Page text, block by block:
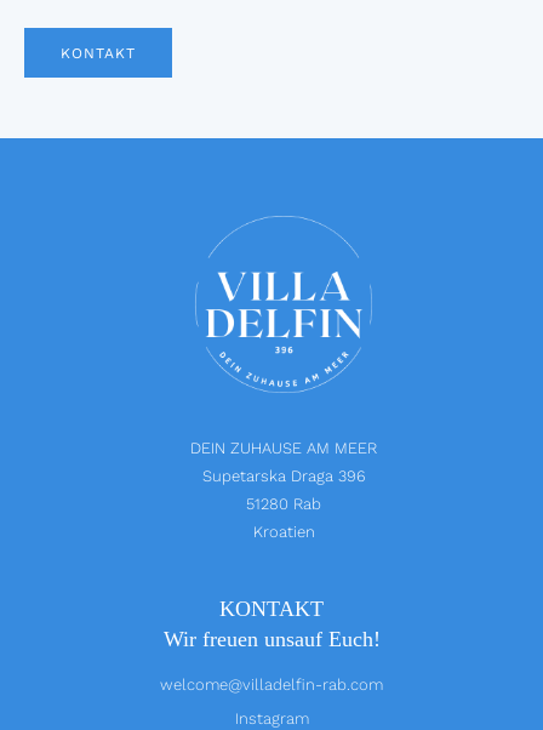
KONTAKT
DEIN ZUHAUSE AM MEER
Supetarska Draga 396
51280 Rab
Kroatien
KONTAKT
Wir freuen unsauf Euch!
welcome@villadelfin-rab.com
Instagram